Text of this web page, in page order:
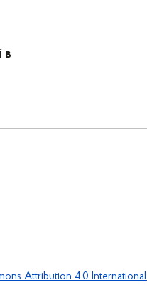
в
Attribution 4.0 International